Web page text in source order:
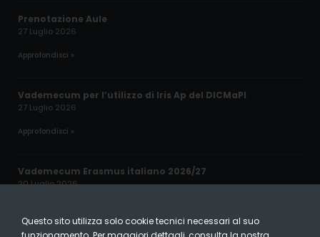
Prenotazione Aule
27 Luglio 2026
Approfondisci »
Vademecum per l’utilizzo di Iris Ap del DICMaPI
27 Luglio 2026
Approfondisci »
Vademecum Erasmus italiano 2026/27
20 Luglio 2026
Questo sito utilizza solo cookie tecnici necessari al suo